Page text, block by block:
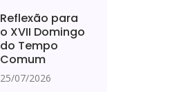
Reflexão para
o XVII Domingo
do Tempo
Comum
25/07/2026